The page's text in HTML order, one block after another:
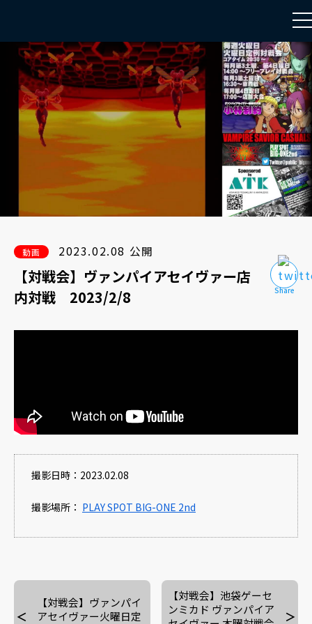
動画 2023.02.08 公開
【対戦会】ヴァンパイアセイヴァー店
内対戦 2023/2/8
撮影日時：2023.02.08
撮影場所： PLAY SPOT BIG-ONE 2nd
【対戦会】ヴァンパイ
アセイヴァー火曜日定
【対戦会】池袋ゲーセ
ンミカド ヴァンパイア